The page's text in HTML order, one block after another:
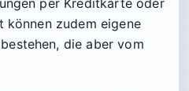
per Kreditkarte oder
können zudem eigene
die aber vom